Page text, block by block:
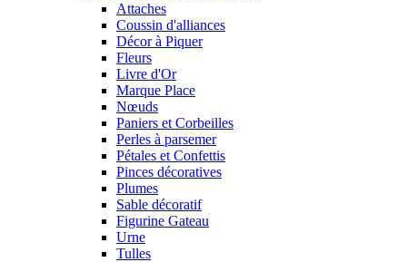
Attaches
Coussin d'alliances
Décor à Piquer
Fleurs
Livre d'Or
Marque Place
Nœuds
Paniers et Corbeilles
Perles à parsemer
Pétales et Confettis
Pinces décoratives
Plumes
Sable décoratif
Figurine Gateau
Urne
Tulles